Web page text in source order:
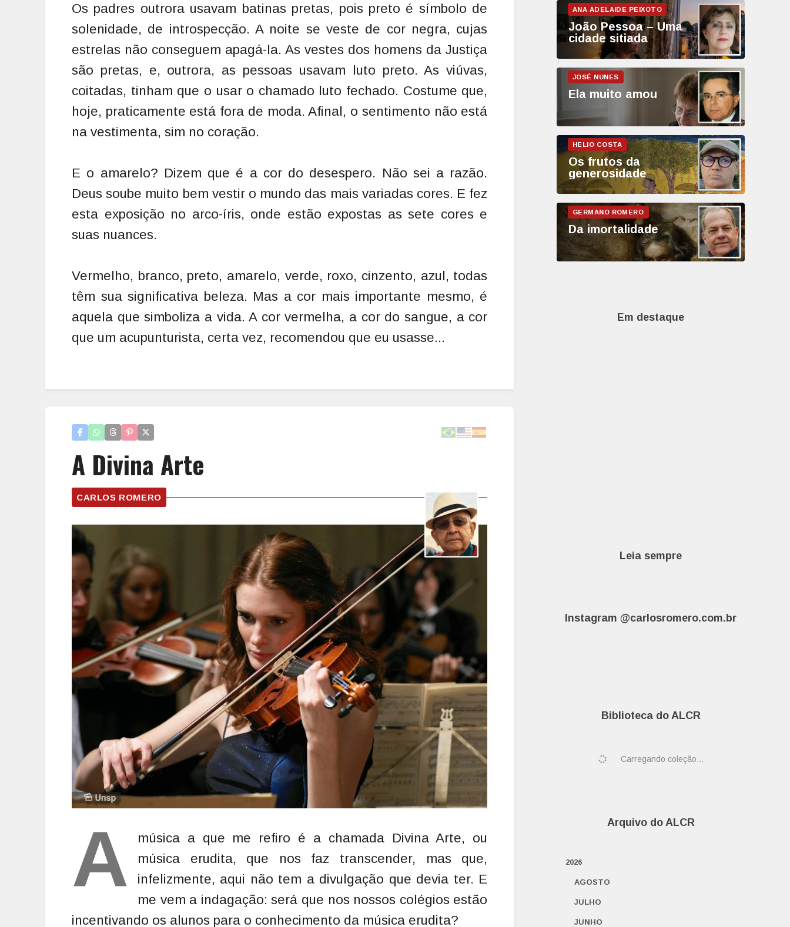
Os padres outrora usavam batinas pretas, pois preto é símbolo de
solenidade, de introspecção. A noite se veste de cor negra, cujas
estrelas não conseguem apagá-la. As vestes dos homens da Justiça
são pretas, e, outrora, as pessoas usavam luto preto. As viúvas,
coitadas, tinham que o usar o chamado luto fechado. Costume que,
hoje, praticamente está fora de moda. Afinal, o sentimento não está
na vestimenta, sim no coração.
E o amarelo? Dizem que é a cor do desespero. Não sei a razão.
Deus soube muito bem vestir o mundo das mais variadas cores. E fez
esta exposição no arco-íris, onde estão expostas as sete cores e
suas nuances.
Vermelho, branco, preto, amarelo, verde, roxo, cinzento, azul, todas
têm sua significativa beleza. Mas a cor mais importante mesmo, é
aquela que simboliza a vida. A cor vermelha, a cor do sangue, a cor
que um acupunturista, certa vez, recomendou que eu usasse...
A Divina Arte
CARLOS ROMERO
A
música a que me refiro é a chamada Divina Arte, ou
música erudita, que nos faz transcender, mas que,
infelizmente, aqui não tem a divulgação que devia ter. E
me vem a indagação: será que nos nossos colégios estão
incentivando os alunos para o conhecimento da música erudita?
João Pessoa – Uma
cidade sitiada
Ela muito amou
Os frutos da
generosidade
Da imortalidade
Em destaque
Leia sempre
Instagram @carlosromero.com.br
Biblioteca do ALCR
Carregando coleção...
Arquivo do ALCR
2026
AGOSTO
JULHO
JUNHO